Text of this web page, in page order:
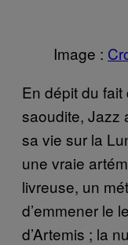
Image :
En dépit du fait
saoudite, Jazz
sa vie sur la
une vraie
livreuse, un
d’emmener le
d’Artemis ; la